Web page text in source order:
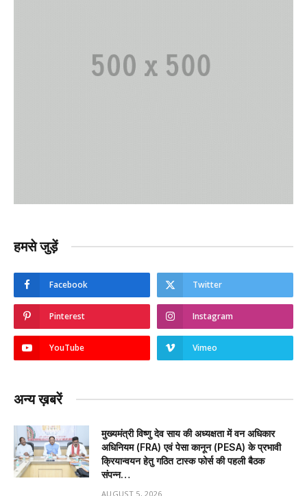
हमसे जुड़ें
Facebook Twitter
Pinterest Instagram
YouTube Vimeo
अन्य ख़बरें
मुख्यमंत्री विष्णु देव साय की अध्यक्षता में वन अधिकार
अधिनियम (FRA) एवं पेसा कानून (PESA) के प्रभावी
क्रियान्वयन हेतु गठित टास्क फोर्स की पहली बैठक
संपन्न…
AUGUST 5, 2026